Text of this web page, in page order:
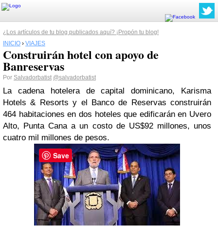
¿Los artículos de tu blog publicados aquí? ¡Propón tu blog!
INICIO › VIAJES
Construirán hotel con apoyo de
Banreservas
Por Salvadorbatist @salvadorbatist
La cadena hotelera de capital dominicano, Karisma
Hotels & Resorts y el Banco de Reservas construirán
464 habitaciones en dos hoteles que edificarán en Uvero
Alto, Punta Cana a un costo de US$92 millones, unos
cuatro mil millones de pesos.
Save